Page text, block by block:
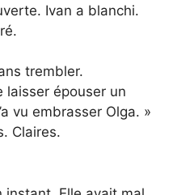
Ivan a blanchi.
trembler.
épouser un
vu embrasser Olga. »
Claires.